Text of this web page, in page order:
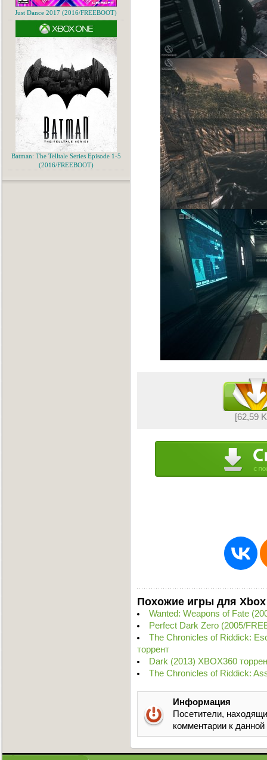
[62,59
Похожие игры для Xbox
Wanted: Weapons of Fate
Perfect Dark Zero (2005/
The Chronicles of Riddick:
торрент
Dark (2013) XBOX360
The Chronicles of Riddick:
Информация
Посетители,
комментарии к
Just Dance 2017 (2016/FREEBOOT)
Batman: The Telltale Series Episode 1-5
(2016/FREEBOOT)